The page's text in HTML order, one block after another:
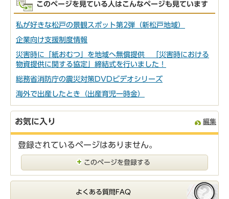
このページを見ている人はこんなページも見ています
私が好きな松戸の景観スポット第2弾（新松戸地域）
企業向け支援制度情報
災害時に「紙おむつ」を地域へ無償提供 「災害時における
物資提供に関する協定」締結式を行いました！
総務省消防庁の震災対策DVDビデオシリーズ
海外で出産したとき（出産育児一時金）
お気に入り 編集
登録されているページはありません。
このページを登録する
よくある質問FAQ